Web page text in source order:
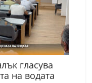
гласува
на водата